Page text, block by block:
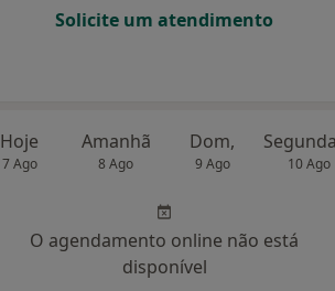
Solicite um atendimento
Hoje
7 Ago
Amanhã
8 Ago
Dom,
9 Ago 10 Ago
O agendamento online não está
disponível